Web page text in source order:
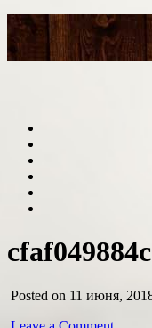
Posted on 11 июня,